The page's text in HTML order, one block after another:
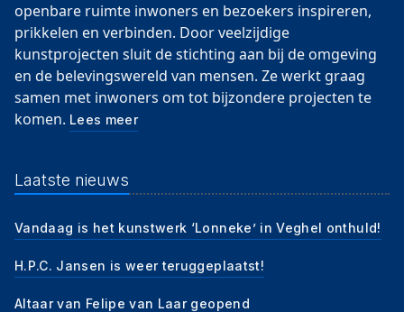
openbare ruimte inwoners en bezoekers inspireren,
prikkelen en verbinden. Door veelzijdige
kunstprojecten sluit de stichting aan bij de omgeving
en de belevingswereld van mensen. Ze werkt graag
samen met inwoners om tot bijzondere projecten te
komen. Lees meer
Laatste nieuws
Vandaag is het kunstwerk ‘Lonneke’ in Veghel onthuld!
H.P.C. Jansen is weer teruggeplaatst!
Altaar van Felipe van Laar geopend